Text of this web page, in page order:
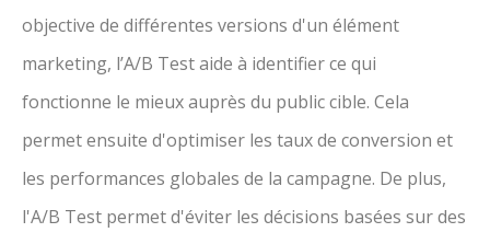
objective de différentes versions d'un élément
marketing, l’A/B Test aide à identifier ce qui
fonctionne le mieux auprès du public cible. Cela
permet ensuite d'optimiser les taux de conversion et
les performances globales de la campagne. De plus,
l'A/B Test permet d'éviter les décisions basées sur des